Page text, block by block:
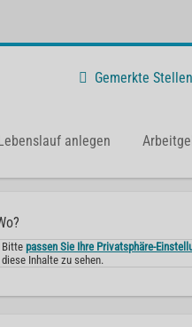
Gemerkte Stellen
anlegen
Bittepassen Sie Ihre Privatsphäre-
diese Inhalte zu sehen.